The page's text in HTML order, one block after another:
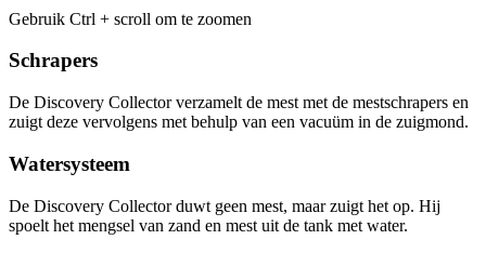
Gebruik Ctrl + scroll om te zoomen
Schrapers
De Discovery Collector verzamelt de mest met de mestschrapers en
zuigt deze vervolgens met behulp van een vacuüm in de zuigmond.
Watersysteem
De Discovery Collector duwt geen mest, maar zuigt het op. Hij
spoelt het mengsel van zand en mest uit de tank met water.